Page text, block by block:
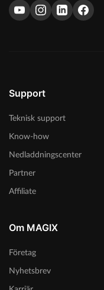
Support
Teknisk support
Know-how
Nedladdningscenter
Partner
Affiliate
Om MAGIX
Företag
Nyhetsbrev